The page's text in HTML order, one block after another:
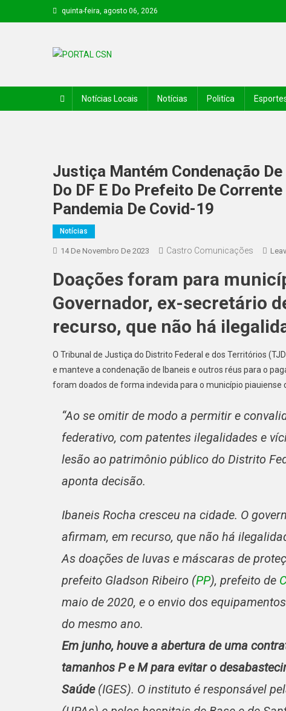
quinta-feira, agosto 06, 2026
Notícias Locais Notícias Politíca
Justiça Mantém Condenação
Do DF E Do Prefeito De
Pandemia De Covid-19
Notícias
14 De Novembro De 2023 Castro Comunicações
Doações foram para
Governador, ex-secretário
recurso, que não há
O Tribunal de Justiça do Distrito Federal e dos Territórios
e manteve a condenação de Ibaneis e outros réus para o
foram doados de forma indevida para o município piauiense
“Ao se omitir de modo a permitir e
federativo, com patentes ilegalidades e
lesão ao patrimônio público do Distrito
aponta decisão.
Ibaneis Rocha cresceu na cidade. O
afirmam, em recurso, que não há
As doações de luvas e máscaras de
prefeito Gladson Ribeiro (PP), prefeito de
maio de 2020, e o envio dos
do mesmo ano.
Em junho, houve a abertura de uma
tamanhos P e M para evitar o
Saúde (IGES). O instituto é responsável